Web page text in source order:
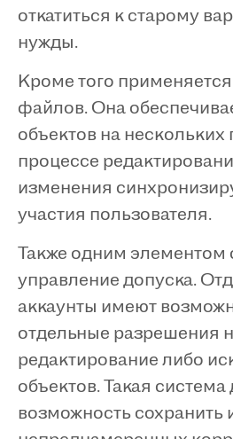
откатиться к старому
нужды.
Кроме того
файлов. Она
объектов на
процессе
изменения
участия пользователя.
Также одним элементом
управление допуска.
аккаунты имеют
отдельные разрешения
редактирование либо
объектов. Такая система
возможность